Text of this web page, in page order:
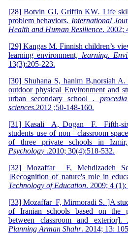
[28] Botvin GJ, Griffin KW. Life
problem behaviors. International
Health and Human Resilience. 2002;
[29] Kangas M. Finnish children’s
learning environment, learning.
13(3):205-223.
[30] Shuhana S, hanim B,norsiah
outdoor physical Environment and
urban secondary school.
sciences.2012 ;50-148-160.
[31] Kasali A, Dogan F. Fifth-
students use of non –classroom
of three private schools in
Psychology .2010; 30(4):518-532.
[32] Mozaffar F, Mehdizadeh
]Recognition of nature's role in
Technology of Education. 2009; 4
[33] Mozaffar F, Mirmoradi S. ]A
of Iranian schools based on the
between classroom and exterior].
Planning Arman Shahr. 2014; 13: